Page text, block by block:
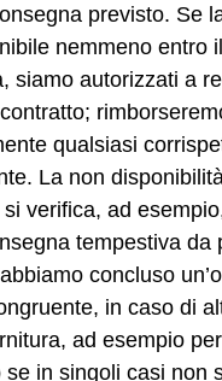
previsto. Se
nemmeno entro
siamo autorizzati a
qualsiasi
La non
verifica, ad
tempestiva da
concluso
in caso di
ad esempio
se in singoli casi non